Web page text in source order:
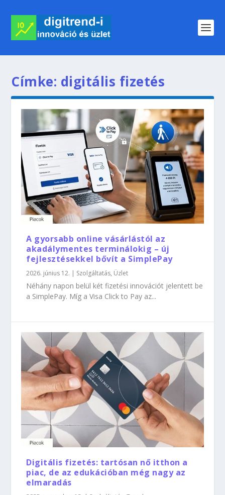
Címke: digitális fizetés
A gyorsabb online vásárlástól az
akadálymentes terminálokig – új
fejlesztésekkel bővít a SimplePay
2026. június 12. | Szolgáltatás, Üzlet
Néhány napon belül két fizetési innovációt jelentett be
a SimplePay. Míg a Visa Click to Pay az...
Digitális fizetés: tartósan nő itthon a
piac, de az edukációban még nagy az
elmaradás